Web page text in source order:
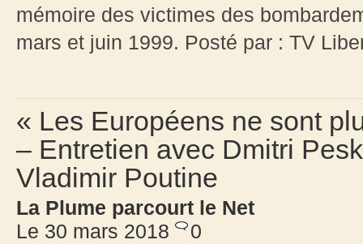
mémoire des victimes des
mars et juin 1999. Posté par : TV
« Les Européens ne sont
– Entretien avec Dmitri
Vladimir Poutine
La Plume parcourt le Net
Le 30 mars 2018
0